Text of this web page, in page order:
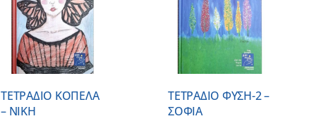
ΤΕΤΡΑΔΙΟ ΚΟΠΕΛΑ
– ΝΙΚΗ
ΚΑΛΑΘΙ
ΛΕΠΤΟΜΕΡΕΙΕΣ
ΤΕΤΡΑΔΙΟ ΦΥΣΗ-2 –
ΣΟΦΙΑ